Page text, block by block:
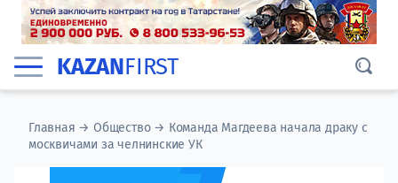
KAZANFIRST
Главная →Общество→ Команда Магдеева начала драку с
москвичами за челнинские УК